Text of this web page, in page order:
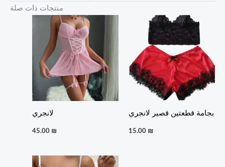
منتجات ذات صلة
لانجري
45.00 ₪
بجامة قطعتين قصير لانجري
15.00 ₪